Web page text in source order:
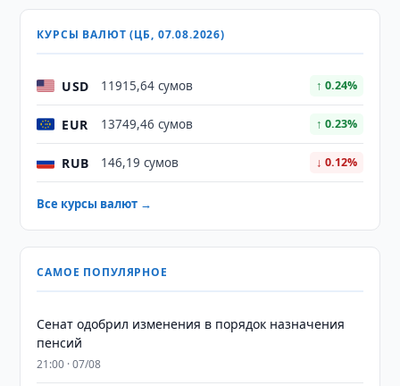
КУРСЫ ВАЛЮТ (ЦБ, 07.08.2026)
USD 11915,64 сумов ↑ 0.24%
EUR 13749,46 сумов ↑ 0.23%
RUB 146,19 сумов ↓ 0.12%
Все курсы валют →
САМОЕ ПОПУЛЯРНОЕ
Сенат одобрил изменения в порядок назначения
пенсий
21:00 · 07/08